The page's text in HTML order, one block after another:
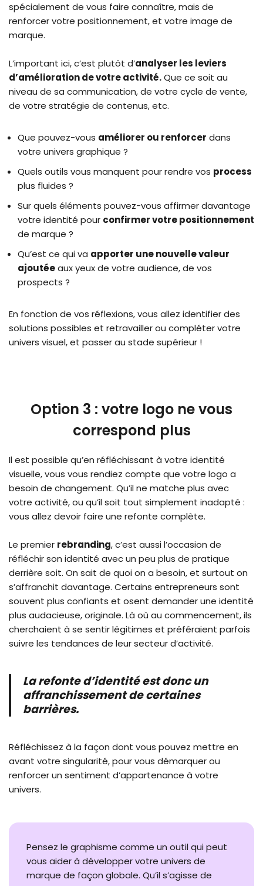
spécialement de vous faire connaître, mais de
renforcer votre positionnement, et votre image de
marque.
L’important ici, c’est plutôt d’analyser les leviers
d’amélioration de votre activité.Que ce soit au
niveau de sa communication, de votre cycle de vente,
de votre stratégie de contenus, etc.
Que pouvez-vous améliorer ou renforcer dans
votre univers graphique ?
Quels outils vous manquent pour rendre vos process
plus fluides ?
Sur quels éléments pouvez-vous affirmer davantage
votre identité pour confirmer votre positionnement
de marque ?
Qu’est ce qui va apporter une nouvelle valeur
ajoutéeaux yeux de votre audience, de vos
prospects ?
En fonction de vos réflexions, vous allez identifier des
solutions possibles et retravailler ou compléter votre
univers visuel, et passer au stade supérieur !
Option 3 : votre logo ne vous
correspond plus
Il est possible qu’en réfléchissant à votre identité
visuelle, vous vous rendiez compte que votre logo a
besoin de changement. Qu’il ne matche plus avec
votre activité, ou qu’il soit tout simplement inadapté :
vous allez devoir faire une refonte complète.
Le premier rebranding, c’est aussi l’occasion de
réfléchir son identité avec un peu plus de pratique
derrière soit. On sait de quoi on a besoin, et surtout on
s’affranchit davantage. Certains entrepreneurs sont
souvent plus confiants et osent demander une identité
plus audacieuse, originale. Là où au commencement, ils
cherchaient à se sentir légitimes et préféraient parfois
suivre les tendances de leur secteur d’activité.
La refonte d’identité est donc un
affranchissement de certaines
barrières.
Réfléchissez à la façon dont vous pouvez mettre en
avant votre singularité, pour vous démarquer ou
renforcer un sentiment d’appartenance à votre
univers.
Pensez le graphisme comme un outil qui peut
vous aider à développer votre univers de
marque de façon globale. Qu’il s’agisse de